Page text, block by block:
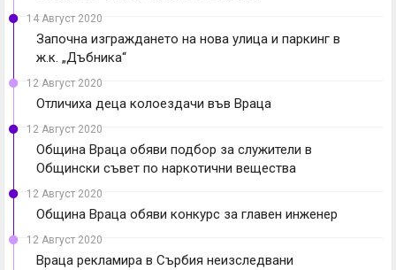
14 Август 2020
Започна изграждането на нова улица и паркинг в
ж.к. „Дъбника“
12 Август 2020
Отличиха деца колоездачи във Враца
12 Август 2020
Община Враца обяви подбор за служители в
Общински съвет по наркотични вещества
12 Август 2020
Община Враца обяви конкурс за главен инженер
12 Август 2020
Враца рекламира в Сърбия неизследвани